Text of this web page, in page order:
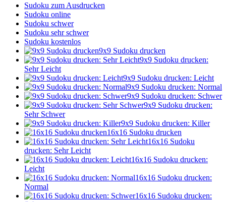
Sudoku zum Ausdrucken
Sudoku online
Sudoku schwer
Sudoku sehr schwer
Sudoku kostenlos
9x9 Sudoku drucken
9x9 Sudoku drucken:
Sehr Leicht
9x9 Sudoku drucken: Leicht
9x9 Sudoku drucken: Normal
9x9 Sudoku drucken: Schwer
9x9 Sudoku drucken:
Sehr Schwer
9x9 Sudoku drucken: Killer
16x16 Sudoku drucken
16x16 Sudoku
drucken: Sehr Leicht
16x16 Sudoku drucken:
Leicht
16x16 Sudoku drucken:
Normal
16x16 Sudoku drucken: